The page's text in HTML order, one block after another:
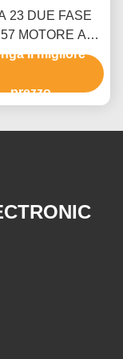
23 DUE FASE
57 MOTORE A
54MM BODY
il migliore
prezzo